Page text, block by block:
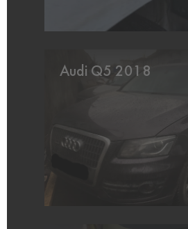
Audi Q5 2018